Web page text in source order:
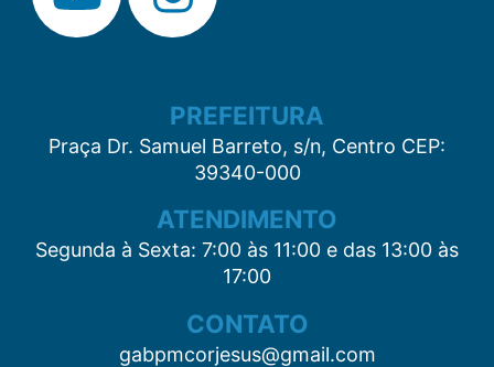
PREFEITURA
Praça Dr. Samuel Barreto, s/n, Centro CEP:
39340-000
ATENDIMENTO
Segunda à Sexta: 7:00 às 11:00 e das 13:00 às
17:00
CONTATO
gabpmcorjesus@gmail.com